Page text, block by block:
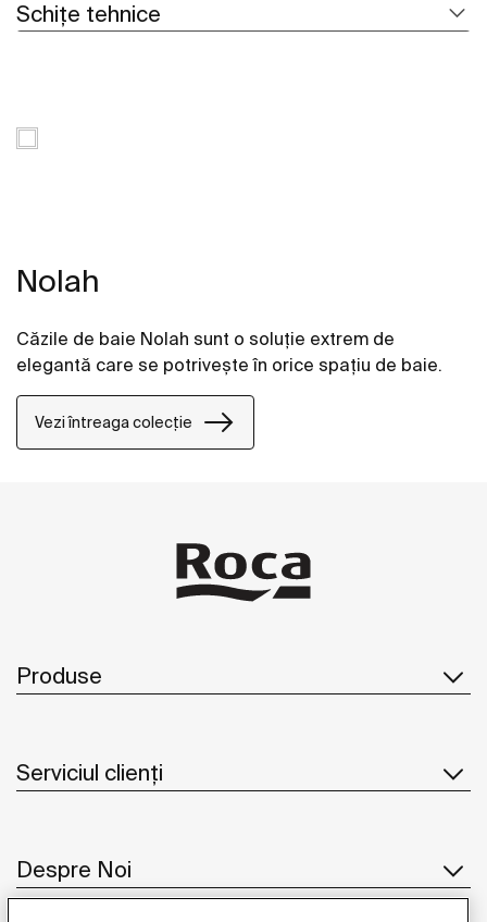
Schițe tehnice
Nolah
Căzile de baie Nolah sunt o soluție extrem de
elegantă care se potrivește în orice spațiu de baie.
Vezi întreaga colecție
Produse
Serviciul clienți
Despre Noi